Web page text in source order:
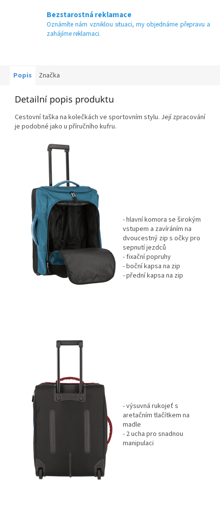
Bezstarostná reklamace
Oznámíte nám vzniklou situaci, my objednáme přepravu a
zahájíme reklamaci.
Popis Značka
Detailní popis produktu
Cestovní taška na kolečkách ve sportovním stylu. Její zpracování
je podobné jako u příručního kufru.
- hlavní komora se širokým
vstupem a zavíráním na
dvoucestný zip s očky pro
sepnutí jezdců
- fixační popruhy
- boční kapsa na zip
- přední kapsa na zip
- výsuvná rukojeť s
aretačním tlačítkem na
madle
- 2 ucha pro snadnou
manipulaci